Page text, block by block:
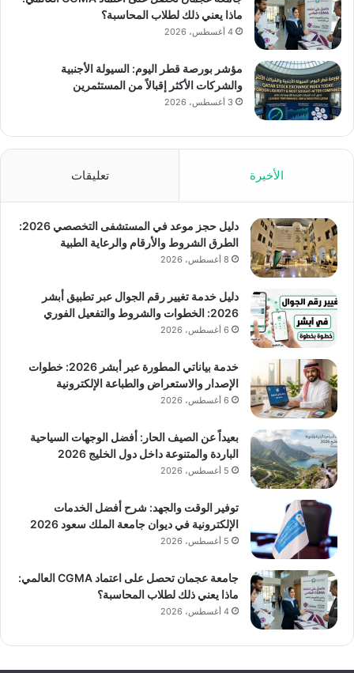
ماذا يعني ذلك لطلاب المحاسبة؟
4 أغسطس، 2026
مؤشر بورصة قطر اليوم: السيولة الأجنبية
والشركات الأكثر إقبالاً من المستثمرين
3 أغسطس، 2026
الأخيرة تعليقات
دليل حجز موعد في المستشفى التخصصي 2026:
الطرق الشروط والأرقام والرعاية الطبية
8 أغسطس، 2026
دليل خدمة تغيير رقم الجوال عبر تطبيق أبشر
2026: الخطوات والشروط والتفعيل الفوري
6 أغسطس، 2026
خدمة بياناتي المطورة عبر أبشر 2026: خطوات
الإصدار والاستعراض والطباعة الإلكترونية
6 أغسطس، 2026
بعيداً عن الصيف الحار: أفضل الوجهات السياحية
الباردة والمتنوعة داخل دول الخليج 2026
5 أغسطس، 2026
توفير الوقت والجهد: شرح أفضل الخدمات
الإلكترونية في ديوان جامعة الملك سعود 2026
5 أغسطس، 2026
جامعة عجمان تحصل على اعتماد CGMA العالمي:
ماذا يعني ذلك لطلاب المحاسبة؟
4 أغسطس، 2026